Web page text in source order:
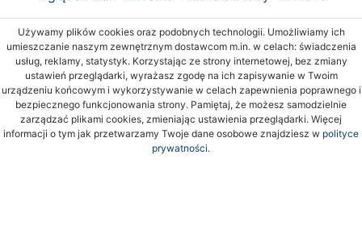
Używamy plików cookies oraz podobnych technologii. Umożliwiamy ich
umieszczanie naszym zewnętrznym dostawcom m.in. w celach: świadczenia
usług, reklamy, statystyk. Korzystając ze strony internetowej, bez zmiany
ustawień przeglądarki, wyrażasz zgodę na ich zapisywanie w Twoim
urządzeniu końcowym i wykorzystywanie w celach zapewnienia poprawnego i
bezpiecznego funkcjonowania strony. Pamiętaj, że możesz samodzielnie
zarządzać plikami cookies, zmieniając ustawienia przeglądarki. Więcej
informacji o tym jak przetwarzamy Twoje dane osobowe znajdziesz w polityce
prywatności.